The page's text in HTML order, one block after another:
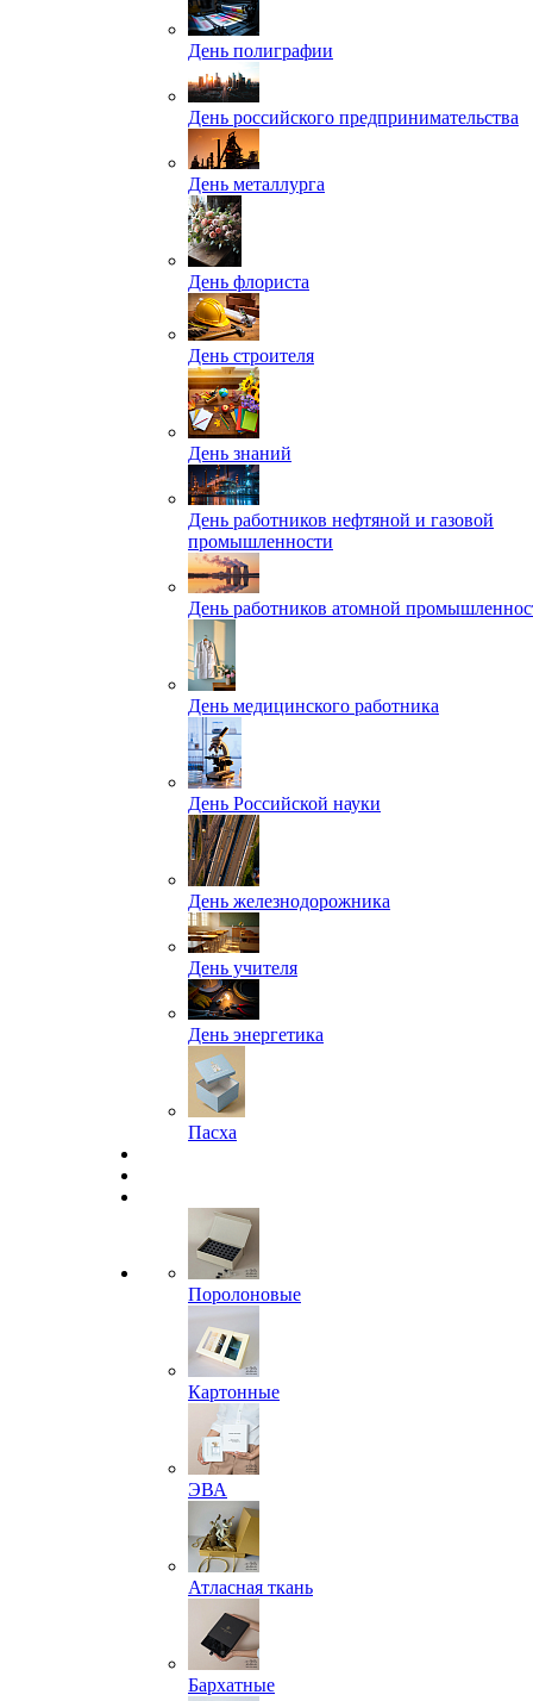
День полиграфии
День российского предпринимательства
День металлурга
День флориста
День строителя
День знаний
День работников нефтяной и газовой
промышленности
День работников атомной
День медицинского работника
День Российской науки
День железнодорожника
День учителя
День энергетика
Пасха
Поролоновые
Картонные
ЭВА
Атласная ткань
Бархатные